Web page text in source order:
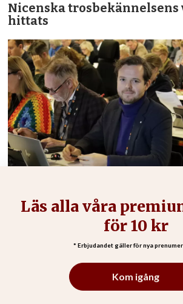
Nicenska trosbekännelsens
hittats
Jesper Eneroth (S): Slå fast
kyrkan inte har två